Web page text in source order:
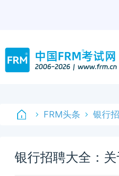
FRM头条 银行
银行招聘大全：